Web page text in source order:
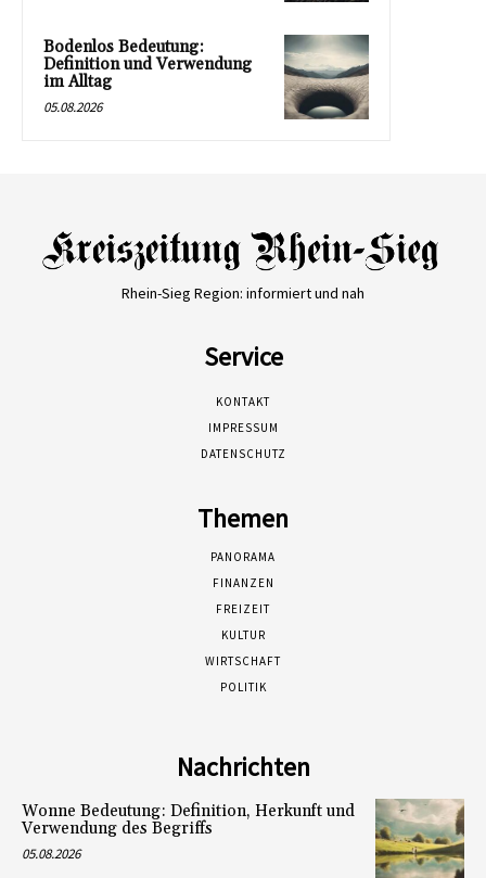
Bodenlos Bedeutung:
Definition und Verwendung
im Alltag
05.08.2026
Rhein-Sieg Region: informiert und nah
Service
KONTAKT
IMPRESSUM
DATENSCHUTZ
Themen
PANORAMA
FINANZEN
FREIZEIT
KULTUR
WIRTSCHAFT
POLITIK
Nachrichten
Wonne Bedeutung: Definition, Herkunft und
Verwendung des Begriffs
05.08.2026